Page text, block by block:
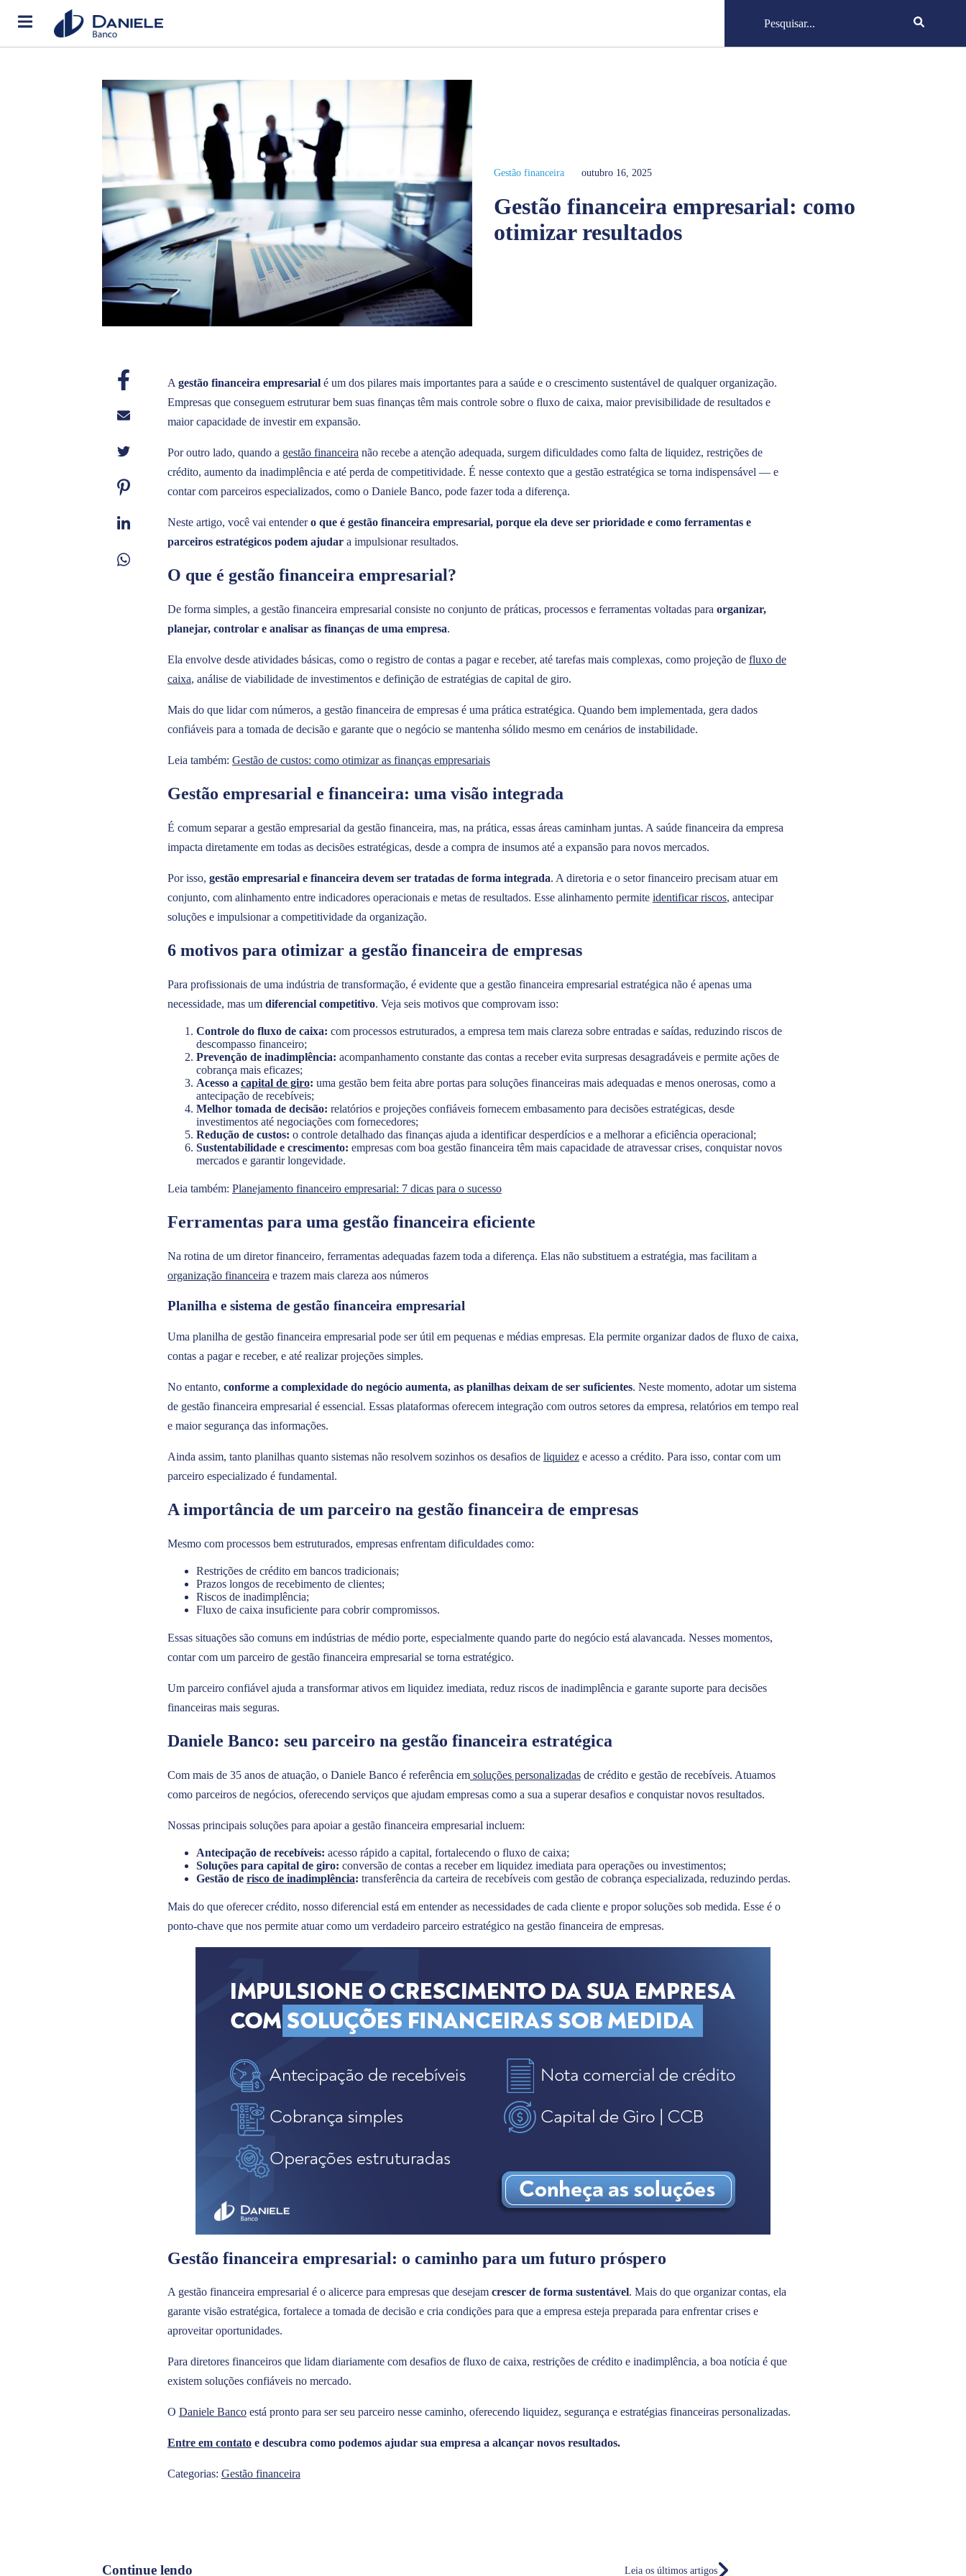
Gestão financeira outubro 16, 2025
Gestão financeira empresarial: como
otimizar resultados
A gestão financeira empresarial é um dos pilares mais importantes para a saúde e o crescimento sustentável de qualquer organização.
Empresas que conseguem estruturar bem suas finanças têm mais controle sobre o fluxo de caixa, maior previsibilidade de resultados e
maior capacidade de investir em expansão.
Por outro lado, quando a gestão financeira não recebe a atenção adequada, surgem dificuldades como falta de liquidez, restrições de
crédito, aumento da inadimplência e até perda de competitividade. É nesse contexto que a gestão estratégica se torna indispensável — e
contar com parceiros especializados, como o Daniele Banco, pode fazer toda a diferença.
Neste artigo, você vai entendero que é gestão financeira empresarial, porque ela deve ser prioridade e como ferramentas e
parceiros estratégicos podem ajudara impulsionar resultados.
O que é gestão financeira empresarial?
De forma simples, a gestão financeira empresarial consiste no conjunto de práticas, processos e ferramentas voltadas para organizar,
planejar, controlar e analisar as finanças de uma empresa.
Ela envolve desde atividades básicas, como o registro de contas a pagar e receber, até tarefas mais complexas, como projeção de fluxo de
caixa, análise de viabilidade de investimentos e definição de estratégias de capital de giro.
Mais do que lidar com números, a gestão financeira de empresas é uma prática estratégica. Quando bem implementada, gera dados
confiáveis para a tomada de decisão e garante que o negócio se mantenha sólido mesmo em cenários de instabilidade.
Leia também: Gestão de custos: como otimizar as finanças empresariais
Gestão empresarial e financeira: uma visão integrada
É comum separar a gestão empresarial da gestão financeira, mas, na prática, essas áreas caminham juntas. A saúde financeira da empresa
impacta diretamente em todas as decisões estratégicas, desde a compra de insumos até a expansão para novos mercados.
Por isso, gestão empresarial e financeira devem ser tratadas de forma integrada. A diretoria e o setor financeiro precisam atuar em
conjunto, com alinhamento entre indicadores operacionais e metas de resultados. Esse alinhamento permite identificar riscos, antecipar
soluções e impulsionar a competitividade da organização.
6 motivos para otimizar a gestão financeira de empresas
Para profissionais de uma indústria de transformação, é evidente que a gestão financeira empresarial estratégica não é apenas uma
necessidade, mas um diferencial competitivo. Veja seis motivos que comprovam isso:
Controle do fluxo de caixa: com processos estruturados, a empresa tem mais clareza sobre entradas e saídas, reduzindo riscos de
descompasso financeiro;
Prevenção de inadimplência: acompanhamento constante das contas a receber evita surpresas desagradáveis e permite ações de
cobrança mais eficazes;
Acesso a capital de giro: uma gestão bem feita abre portas para soluções financeiras mais adequadas e menos onerosas, como a
antecipação de recebíveis;
Melhor tomada de decisão: relatórios e projeções confiáveis fornecem embasamento para decisões estratégicas, desde
investimentos até negociações com fornecedores;
Redução de custos: o controle detalhado das finanças ajuda a identificar desperdícios e a melhorar a eficiência operacional;
Sustentabilidade e crescimento: empresas com boa gestão financeira têm mais capacidade de atravessar crises, conquistar novos
mercados e garantir longevidade.
Leia também: Planejamento financeiro empresarial: 7 dicas para o sucesso
Ferramentas para uma gestão financeira eficiente
Na rotina de um diretor financeiro, ferramentas adequadas fazem toda a diferença. Elas não substituem a estratégia, mas facilitam a
organização financeira e trazem mais clareza aos números
Planilha e sistema de gestão financeira empresarial
Uma planilha de gestão financeira empresarial pode ser útil em pequenas e médias empresas. Ela permite organizar dados de fluxo de caixa,
contas a pagar e receber, e até realizar projeções simples.
No entanto, conforme a complexidade do negócio aumenta, as planilhas deixam de ser suficientes. Neste momento, adotar um sistema
de gestão financeira empresarial é essencial. Essas plataformas oferecem integração com outros setores da empresa, relatórios em tempo real
e maior segurança das informações.
Ainda assim, tanto planilhas quanto sistemas não resolvem sozinhos os desafios de liquideze acesso a crédito. Para isso, contar com um
parceiro especializado é fundamental.
A importância de um parceiro na gestão financeira de empresas
Mesmo com processos bem estruturados, empresas enfrentam dificuldades como:
Restrições de crédito em bancos tradicionais;
Prazos longos de recebimento de clientes;
Riscos de inadimplência;
Fluxo de caixa insuficiente para cobrir compromissos.
Essas situações são comuns em indústrias de médio porte, especialmente quando parte do negócio está alavancada. Nesses momentos,
contar com um parceiro de gestão financeira empresarial se torna estratégico.
Um parceiro confiável ajuda a transformar ativos em liquidez imediata, reduz riscos de inadimplência e garante suporte para decisões
financeiras mais seguras.
Daniele Banco: seu parceiro na gestão financeira estratégica
Com mais de 35 anos de atuação, o Daniele Banco é referência emsoluções personalizadasde crédito e gestão de recebíveis. Atuamos
como parceiros de negócios, oferecendo serviços que ajudam empresas como a sua a superar desafios e conquistar novos resultados.
Nossas principais soluções para apoiar a gestão financeira empresarial incluem:
Antecipação de recebíveis: acesso rápido a capital, fortalecendo o fluxo de caixa;
Soluções para capital de giro: conversão de contas a receber em liquidez imediata para operações ou investimentos;
Gestão de risco de inadimplência: transferência da carteira de recebíveis com gestão de cobrança especializada, reduzindo perdas.
Mais do que oferecer crédito, nosso diferencial está em entender as necessidades de cada cliente e propor soluções sob medida. Esse é o
ponto-chave que nos permite atuar como um verdadeiro parceiro estratégico na gestão financeira de empresas.
Gestão financeira empresarial: o caminho para um futuro próspero
A gestão financeira empresarial é o alicerce para empresas que desejam crescer de forma sustentável. Mais do que organizar contas, ela
garante visão estratégica, fortalece a tomada de decisão e cria condições para que a empresa esteja preparada para enfrentar crises e
aproveitar oportunidades.
Para diretores financeiros que lidam diariamente com desafios de fluxo de caixa, restrições de crédito e inadimplência, a boa notícia é que
existem soluções confiáveis no mercado.
O Daniele Bancoestá pronto para ser seu parceiro nesse caminho, oferecendo liquidez, segurança e estratégias financeiras personalizadas.
Entre em contatoe descubra como podemos ajudar sua empresa a alcançar novos resultados.
Categorias: Gestão financeira
Continue lendo Leia os últimos artigos